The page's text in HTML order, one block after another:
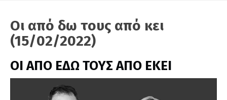
Οι από δω τους από κει
(15/02/2022)
ΟΙ ΑΠΟ ΕΔΩ ΤΟΥΣ ΑΠΟ ΕΚΕΙ